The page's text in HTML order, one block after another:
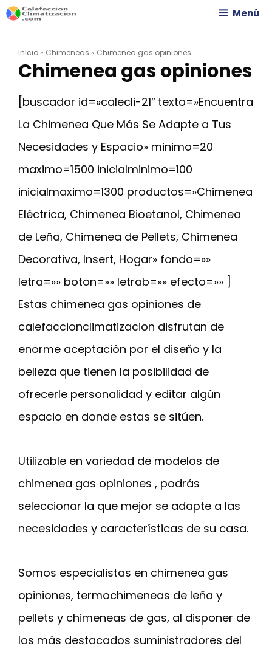
Saltar
contenido
Menú
Inicio » Chimeneas » Chimenea gas opiniones
Chimenea gas opiniones
[buscador id=»calecli-21″ texto=»Encuentra
La Chimenea Que Más Se Adapte a Tus
Necesidades y Espacio» minimo=20
maximo=1500 inicialminimo=100
inicialmaximo=1300 productos=»Chimenea
Eléctrica, Chimenea Bioetanol, Chimenea
de Leña, Chimenea de Pellets, Chimenea
Decorativa, Insert, Hogar» fondo=»»
letra=»» boton=»» letrab=»» efecto=»» ]
Estas chimenea gas opiniones de
calefaccionclimatizacion disfrutan de
enorme aceptación por el diseño y la
belleza que tienen la posibilidad de
ofrecerle personalidad y editar algún
espacio en donde estas se sitúen.
Utilizable en variedad de modelos de
chimenea gas opiniones , podrás
seleccionar la que mejor se adapte a las
necesidades y características de su casa.
Somos especialistas en chimenea gas
opiniones, termochimeneas de leña y
pellets y chimeneas de gas, al disponer de
los más destacados suministradores del